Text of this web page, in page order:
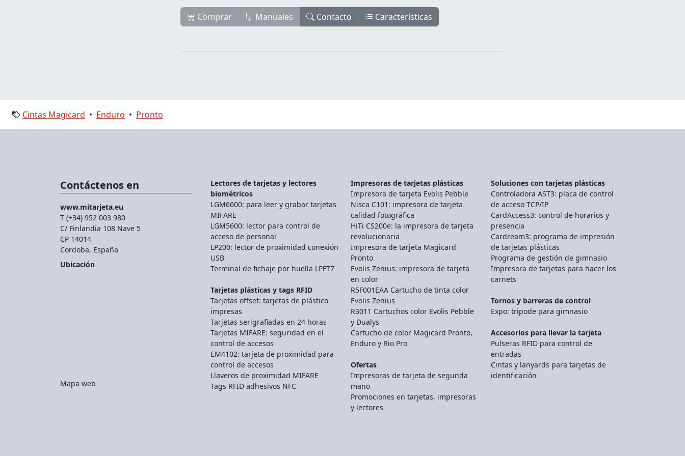
Comprar Manuales Contacto Características
Cintas Magicard • Enduro • Pronto
Contáctenos en
www.mitarjeta.eu
T (+34) 952 003 980
C/ Finlandia 108 Nave 5
CP 14014
Cordoba, España
Ubicación
Mapa web
Lectores de tarjetas y lectores
biométricos
LGM6600: para leer y grabar tarjetas
MIFARE
LGM5600: lector para control de
acceso de personal
LP200: lector de proximidad conexión
USB
Terminal de fichaje por huella LPFT7
Tarjetas plásticas y tags RFID
Tarjetas offset: tarjetas de plástico
impresas
Tarjetas serigrafiadas en 24 horas
Tarjetas MIFARE: seguridad en el
control de accesos
EM4102: tarjeta de proximidad para
control de accesos
Llaveros de proximidad MIFARE
Tags RFID adhesivos NFC
Impresoras de tarjetas plásticas
Impresora de tarjeta Evolis Pebble
Nisca C101: impresora de tarjeta
calidad fotográfica
HiTi CS200e: la impresora de tarjeta
revolucionaria
Impresora de tarjeta Magicard
Pronto
Evolis Zenius: impresora de tarjeta
en color
R5F001EAA Cartucho de tinta color
Evolis Zenius
R3011 Cartuchos color Evolis Pebble
y Dualys
Cartucho de color Magicard Pronto,
Enduro y Rio Pro
Ofertas
Impresoras de tarjeta de segunda
mano
Promociones en tarjetas, impresoras
y lectores
Soluciones con tarjetas plásticas
Controladora AST3: placa de control
de acceso TCP/IP
CardAccess3: control de horarios y
presencia
Cardream3: programa de impresión
de tarjetas plásticas
Programa de gestión de gimnasio
Impresora de tarjetas para hacer los
carnets
Tornos y barreras de control
Expo: tripode para gimnasio
Accesorios para llevar la tarjeta
Pulseras RFID para control de
entradas
Cintas y lanyards para tarjetas de
identificación